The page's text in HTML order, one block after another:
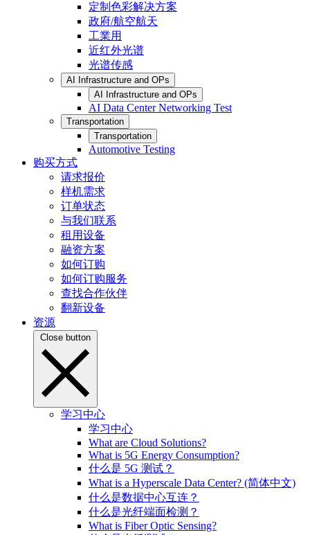
定制色彩解决方案
政府/航空航天
工業用
近红外光谱
光谱传感
AI Infrastructure and OPs
AI Infrastructure and OPs
AI Data Center Networking Test
Transportation
Transportation
Automotive Testing
购买方式
请求报价
样机需求
订单状态
与我们联系
租用设备
融资方案
如何订购
如何订购服务
查找合作伙伴
翻新设备
资源
Close button
学习中心
学习中心
What are Cloud Solutions?
What is 5G Energy Consumption?
什么是 5G 测试？
What is a Hyperscale Data Center? (简体中文)
什么是数据中心互连？
什么是光纤端面检测？
What is Fiber Optic Sensing?